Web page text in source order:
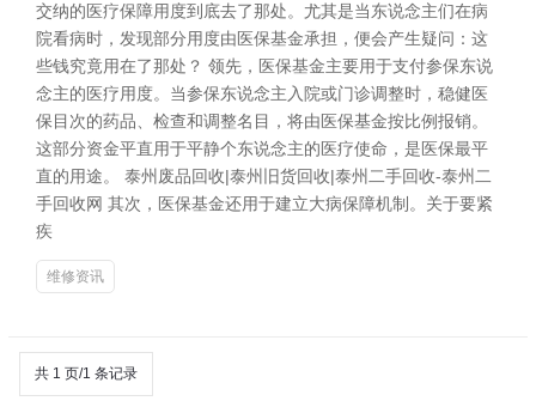
交纳的医疗保障用度到底去了那处。尤其是当东说念主们在病
院看病时，发现部分用度由医保基金承担，便会产生疑问：这
些钱究竟用在了那处？ 领先，医保基金主要用于支付参保东说
念主的医疗用度。当参保东说念主入院或门诊调整时，稳健医
保目次的药品、检查和调整名目，将由医保基金按比例报销。
这部分资金平直用于平静个东说念主的医疗使命，是医保最平
直的用途。 泰州废品回收|泰州旧货回收|泰州二手回收-泰州二
手回收网 其次，医保基金还用于建立大病保障机制。关于要紧
疾
维修资讯
共 1 页/1 条记录